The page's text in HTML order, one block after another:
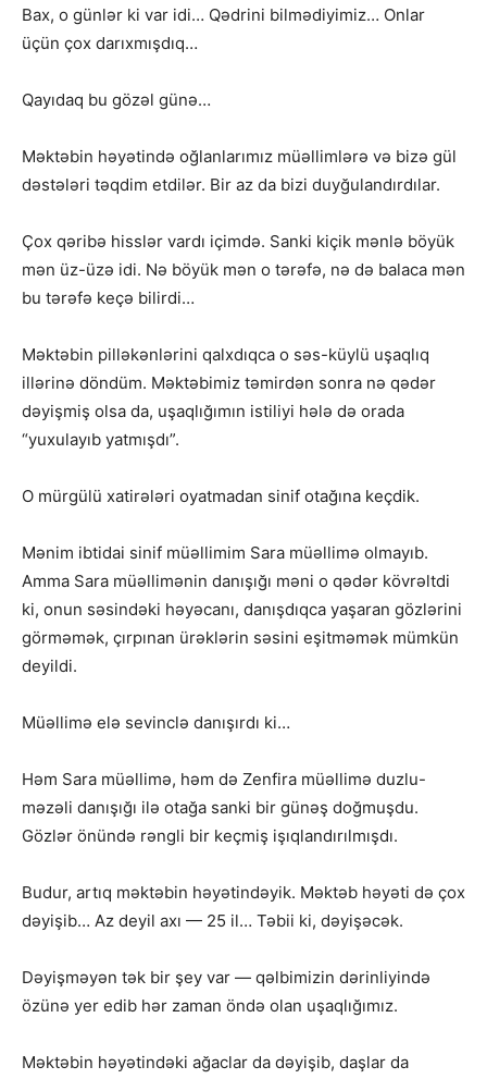
Bax, o günlər ki var idi… Qədrini bilmədiyimiz… Onlar
üçün çox darıxmışdıq…
Qayıdaq bu gözəl günə…
Məktəbin həyətində oğlanlarımız müəllimlərə və bizə gül
dəstələri təqdim etdilər. Bir az da bizi duyğulandırdılar.
Çox qəribə hisslər vardı içimdə. Sanki kiçik mənlə böyük
mən üz-üzə idi. Nə böyük mən o tərəfə, nə də balaca mən
bu tərəfə keçə bilirdi…
Məktəbin pilləkənlərini qalxdıqca o səs-küylü uşaqlıq
illərinə döndüm. Məktəbimiz təmirdən sonra nə qədər
dəyişmiş olsa da, uşaqlığımın istiliyi hələ də orada
“yuxulayıb yatmışdı”.
O mürgülü xatirələri oyatmadan sinif otağına keçdik.
Mənim ibtidai sinif müəllimim Sara müəllimə olmayıb.
Amma Sara müəllimənin danışığı məni o qədər kövrəltdi
ki, onun səsindəki həyəcanı, danışdıqca yaşaran gözlərini
görməmək, çırpınan ürəklərin səsini eşitməmək mümkün
deyildi.
Müəllimə elə sevinclə danışırdı ki…
Həm Sara müəllimə, həm də Zenfira müəllimə duzlu-
məzəli danışığı ilə otağa sanki bir günəş doğmuşdu.
Gözlər önündə rəngli bir keçmiş işıqlandırılmışdı.
Budur, artıq məktəbin həyətindəyik. Məktəb həyəti də çox
dəyişib… Az deyil axı — 25 il… Təbii ki, dəyişəcək.
Dəyişməyən tək bir şey var — qəlbimizin dərinliyində
özünə yer edib hər zaman öndə olan uşaqlığımız.
Məktəbin həyətindəki ağaclar da dəyişib, daşlar da